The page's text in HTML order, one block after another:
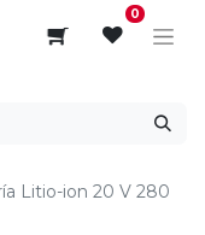
0
Litio-ion 20 V 280